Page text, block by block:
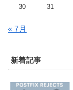
30
31
« 7月
新着記事